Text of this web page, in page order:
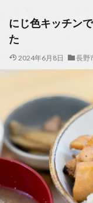
にじ色キッチン
た
2024年6月8日 長野